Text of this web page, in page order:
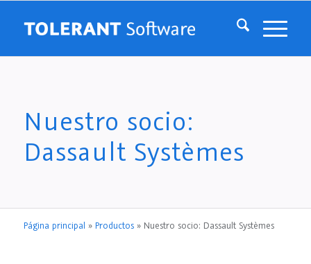
Nuestro socio:
Dassault Systèmes
Página principal » Productos» Nuestro socio: Dassault Systèmes